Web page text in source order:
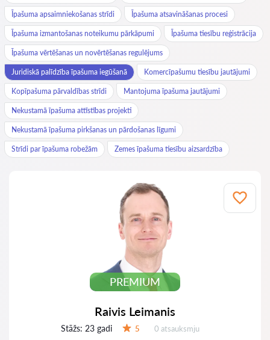
Īpašuma apsaimniekošanas strīdi Īpašuma atsavināšanas procesi
Īpašuma izmantošanas noteikumu pārkāpumi Īpašuma tiesību reģistrācija
Īpašuma vērtēšanas un novērtēšanas regulējums
Juridiskā palīdzība īpašuma iegūšanā Komercīpašumu tiesību jautājumi
Kopīpašuma pārvaldības strīdi Mantojuma īpašuma jautājumi
Nekustamā īpašuma attīstības projekti
Nekustamā īpašuma pirkšanas un pārdošanas līgumi
Strīdi par īpašuma robežām Zemes īpašuma tiesību aizsardzība
PREMIUM
Raivis Leimanis
Stāžs: 23 gadi 5 Atsauksmes:
0 atsauksmju